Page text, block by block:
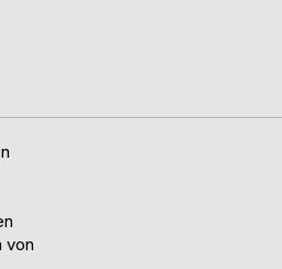
von